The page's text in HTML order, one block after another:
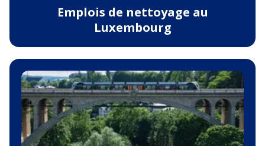
Emplois de nettoyage au
Luxembourg